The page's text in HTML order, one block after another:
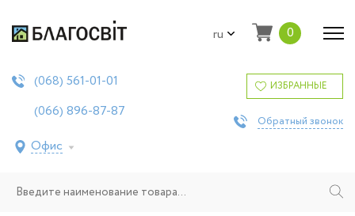
ru 0
(068) 561-01-01
(066) 896-87-87
Офис
ИЗБРАННЫЕ
Обратный звонок